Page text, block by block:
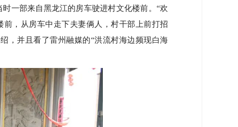
一部来自黑龙江的房车驶进村文化楼前。“欢
，从房车中走下夫妻俩人，村干部上前打招
，并且看了雷州融媒的“洪流村海边频现白海